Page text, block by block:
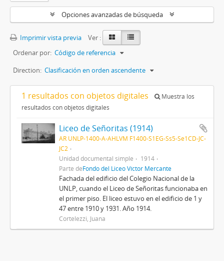
Opciones avanzadas de búsqueda
Imprimir vista previa
Ver :
Ordenar por: Código de referencia
Direction: Clasificación en orden ascendente
1 resultados con objetos digitales
Muestra los
resultados con objetos digitales
Liceo de Señoritas (1914)
AR UNLP-1400-A-AHLVM F1400-S1EG-Ss5-Se1CD-JC-
JC2
Unidad documental simple
1914
Parte deFondo del Liceo Víctor Mercante
Fachada del edificio del Colegio Nacional de la
UNLP, cuando el Liceo de Señoritas funcionaba en
el primer piso. El liceo estuvo en el edificio de 1 y
47 entre 1910 y 1931. Año 1914.
Cortelezzi, Juana